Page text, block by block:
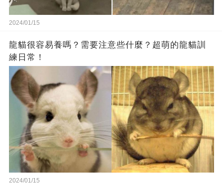
2024/01/15
龍貓很容易養嗎？需要注意些什麼？超萌的龍貓訓
練日常！
2024/01/15